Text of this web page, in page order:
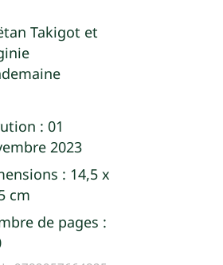
Takigot et
: 01
2023
: 14,5 x
cm
de pages :